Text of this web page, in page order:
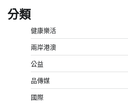
分類
健康樂活
兩岸港澳
公益
品傳媒
國際